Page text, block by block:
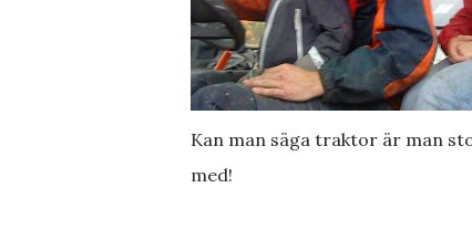
Kan man säga traktor är man
med!